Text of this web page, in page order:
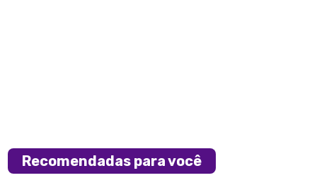
Recomendadas para você